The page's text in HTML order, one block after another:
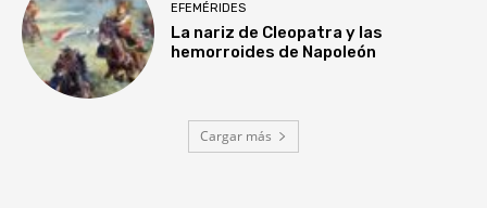
EFEMÉRIDES
La nariz de Cleopatra y las
hemorroides de Napoleón
Cargar más